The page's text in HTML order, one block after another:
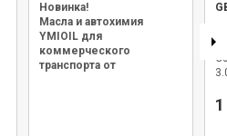
Новинка!
Масла и автохимия
YMIOIL для
коммерческого
транспорта от